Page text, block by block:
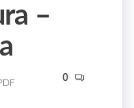
–
0